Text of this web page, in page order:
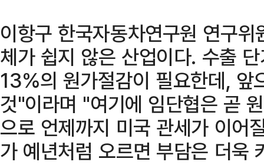
이항구 한국자동차연구원 연구
체가 쉽지 않은 산업이다. 수출
13%의 원가절감이 필요한데,
것"이라며 "여기에 임단협은 곧
으로 언제까지 미국 관세가 이어
가 예년처럼 오르면 부담은 더욱